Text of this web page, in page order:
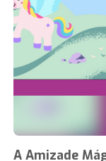
A Amizade